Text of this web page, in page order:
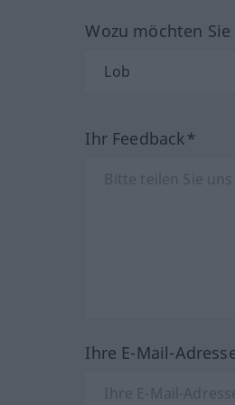
Wozu möchten
Ihr Feedback*
Ihre E-Mail-